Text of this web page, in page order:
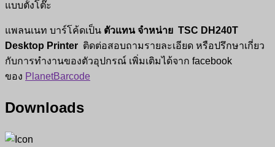
แพลนเนท บาร์โค้ดเป็น ตัวแทน จำหน่าย TSC DH240T
Desktop Printer ติดต่อสอบถามรายละเอียด หรือปรึกษาเกี่ยว
กับการทำงานของตัวอุปกรณ์ เพิ่มเติมได้จาก facebook
ของ PlanetBarcode
Downloads